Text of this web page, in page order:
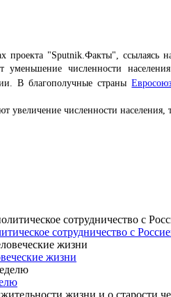
"Sputnik.Факты", ссылаясь
уменьшение численности
В благополучные страны
увеличение численности
сотрудничество с
жизни